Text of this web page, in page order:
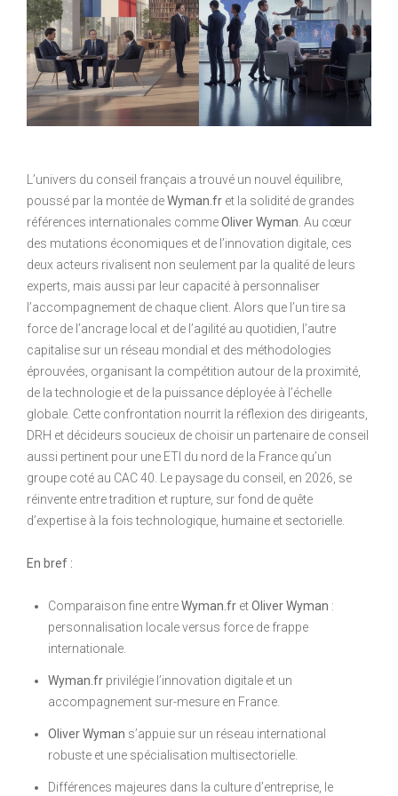
L’univers du conseil français a trouvé un nouvel équilibre,
poussé par la montée deWyman.fr et la solidité de grandes
références internationales commeOliver Wyman . Au cœur
des mutations économiques et de l’innovation digitale, ces
deux acteurs rivalisent non seulement par la qualité de leurs
experts, mais aussi par leur capacité à personnaliser
l’accompagnement de chaque client. Alors que l’un tire sa
force de l’ancrage local et de l’agilité au quotidien, l’autre
capitalise sur un réseau mondial et des méthodologies
éprouvées, organisant la compétition autour de la proximité,
de la technologie et de la puissance déployée à l’échelle
globale. Cette confrontation nourrit la réflexion des dirigeants,
DRH et décideurs soucieux de choisir un partenaire de conseil
aussi pertinent pour une ETI du nord de la France qu’un
groupe coté au CAC 40. Le paysage du conseil, en 2026, se
réinvente entre tradition et rupture, sur fond de quête
d’expertise à la fois technologique, humaine et sectorielle.
En bref :
Comparaison fine entreWyman.fr etOliver Wyman :
personnalisation locale versus force de frappe
internationale.
Wyman.fr privilégie l’innovation digitale et un
accompagnement sur-mesure en France.
Oliver Wyman s’appuie sur un réseau international
robuste et une spécialisation multisectorielle.
Différences majeures dans la culture d’entreprise, le